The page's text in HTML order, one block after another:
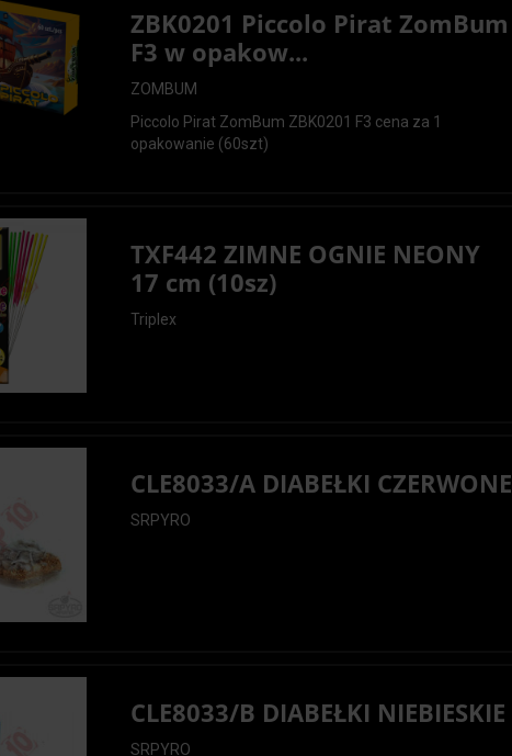
ZBK0201 Piccolo Pirat ZomBum
F3 w opakow...
ZOMBUM
Piccolo Pirat ZomBum ZBK0201 F3 cena za 1
opakowanie (60szt)
TXF442 ZIMNE OGNIE NEONY
17 cm (10sz)
Triplex
CLE8033/A DIABEŁKI CZERWONE
SRPYRO
CLE8033/B DIABEŁKI NIEBIESKIE
SRPYRO